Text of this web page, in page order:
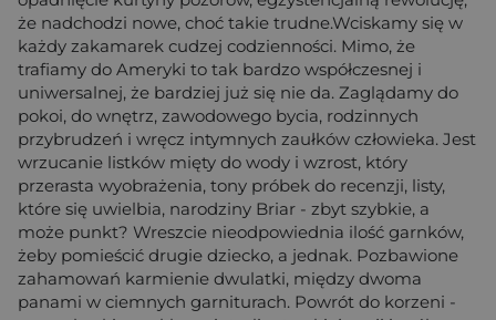
że nadchodzi nowe, choć takie trudne.Wciskamy się w
każdy zakamarek cudzej codzienności. Mimo, że
trafiamy do Ameryki to tak bardzo współczesnej i
uniwersalnej, że bardziej już się nie da. Zaglądamy do
pokoi, do wnętrz, zawodowego bycia, rodzinnych
przybrudzeń i wręcz intymnych zaułków człowieka. Jest
wrzucanie listków mięty do wody i wzrost, który
przerasta wyobrażenia, tony próbek do recenzji, listy,
które się uwielbia, narodziny Briar - zbyt szybkie, a
może punkt? Wreszcie nieodpowiednia ilość garnków,
żeby pomieścić drugie dziecko, a jednak. Pozbawione
zahamowań karmienie dwulatki, między dwoma
panami w ciemnych garniturach. Powrót do korzeni -